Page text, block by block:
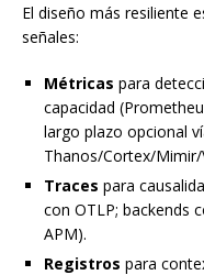
El diseño más resiliente
señales:
Métricas para
capacidad
largo plazo opcional
Thanos/Cortex/
Traces para
con OTLP; backends
APM).
Registros para